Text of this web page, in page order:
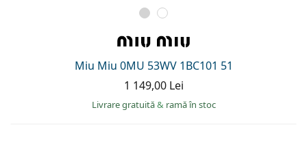
Miu Miu 0MU 53WV 1BC101 51
1 149,00 Lei
Livrare gratuită& ramă în stoc